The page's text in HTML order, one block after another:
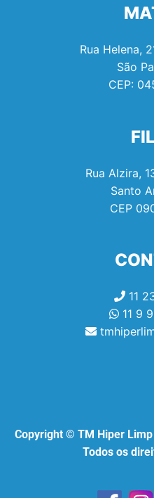
Rua Helena,
São
CEP:
Rua Alzira,
Santo
CEP
11
11 9
Copyright © TM Hiper
Todos os